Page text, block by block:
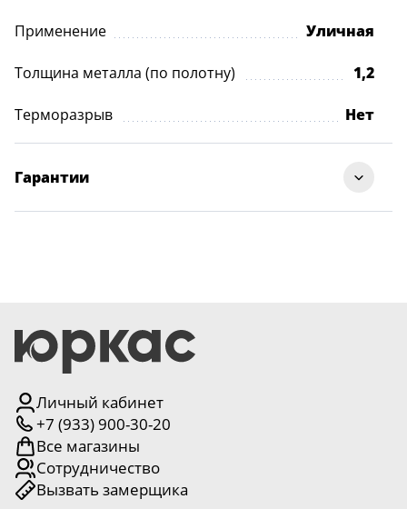
Применение Уличная
Толщина металла (по полотну) 1,2
Терморазрыв Нет
Гарантии
Личный кабинет
+7 (933) 900-30-20
Все магазины
Сотрудничество
Вызвать замерщика